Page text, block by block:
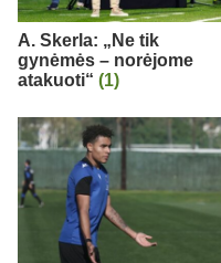
A. Skerla: „Ne tik
gynėmės – norėjome
atakuoti“ (1)